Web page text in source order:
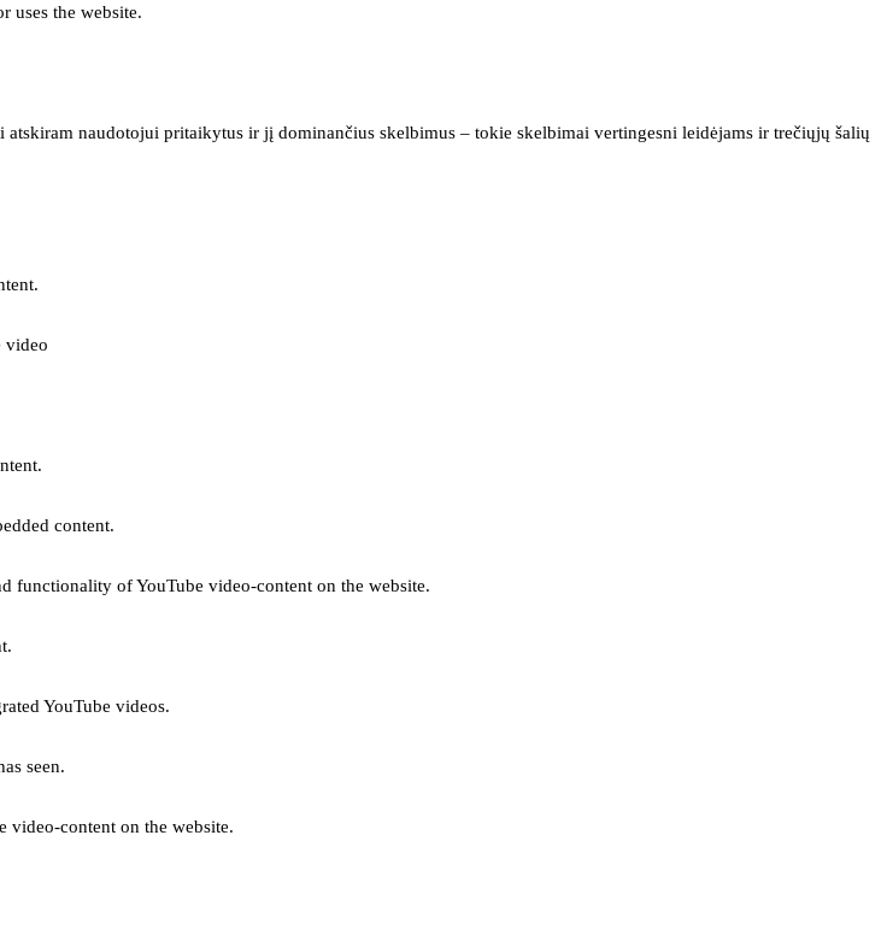
uses the website.
naudotojui pritaikytus ir jį dominančius skelbimus – tokie skelbimai vertingesni leidėjams ir trečiųjų šalių
video
content.
functionality of YouTube video-content on the website.
YouTube videos.
seen.
video-content on the website.